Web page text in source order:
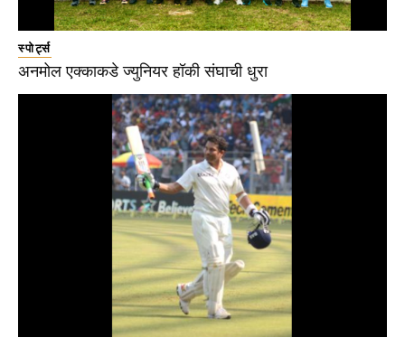
स्पोर्ट्स
अनमोल एक्काकडे ज्युनियर हॉकी संघाची धुरा